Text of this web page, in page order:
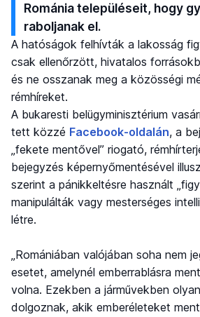
Románia településeit, hogy
raboljanak el.
A hatóságok felhívták a lakosság
csak ellenőrzött, hivatalos
és ne osszanak meg a közösségi
rémhíreket.
A bukaresti belügyminisztérium
tett közzé Facebook-oldalán, a
„fekete mentővel” riogató,
bejegyzés képernyőmentésével
szerint a pánikkeltésre használt
manipulálták vagy mesterséges
létre.
„Romániában valójában soha nem
esetet, amelynél emberrablásra
volna. Ezekben a járművekben
dolgoznak, akik emberéleteket